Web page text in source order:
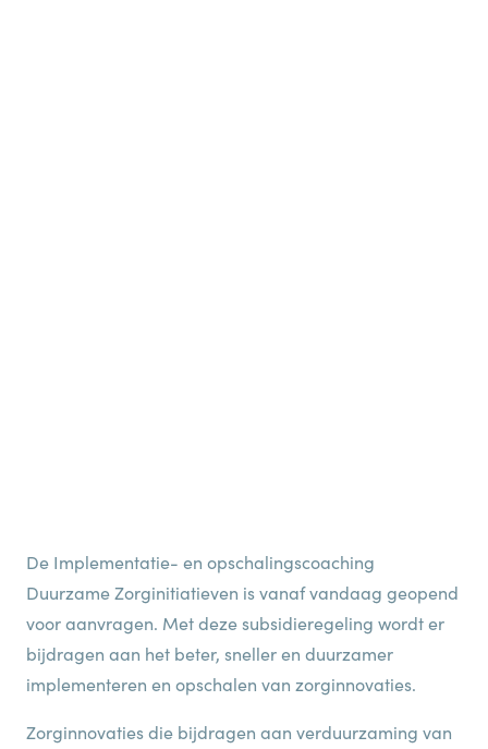
De Implementatie- en opschalingscoaching
Duurzame Zorginitiatieven is vanaf vandaag geopend
voor aanvragen. Met deze subsidieregeling wordt er
bijdragen aan het beter, sneller en duurzamer
implementeren en opschalen van zorginnovaties.
Zorginnovaties die bijdragen aan verduurzaming van